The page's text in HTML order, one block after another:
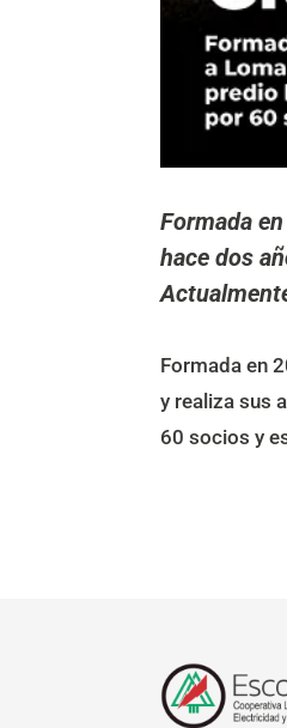
Formada
hace dos
Formada en
y realiza sus
60 socios y